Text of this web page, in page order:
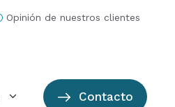
Opinión de nuestros clientes
Contacto